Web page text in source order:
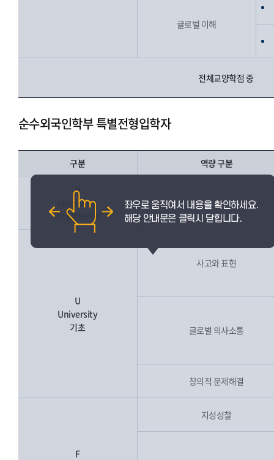
글로벌 이해
전체교양학점 중
순수외국인학부 특별전형입학자
구분 역량 구분
H
Humanity
미네르바인성
인성
U
University
기초
사고와 표현
글로벌 의사소통
창의적 문제해결
F
지성성찰